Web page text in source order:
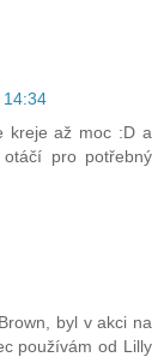
14:34
kreje až moc :D a
pro potřebný
byl v akci na
používám od Lilly